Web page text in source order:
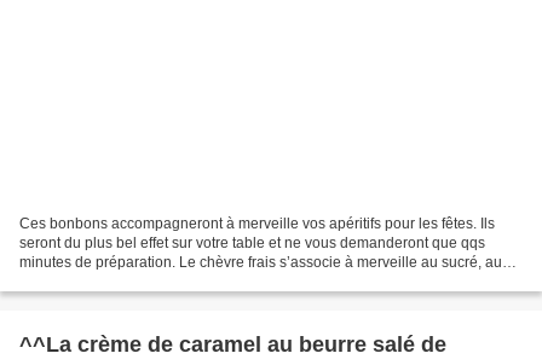
Ces bonbons accompagneront à merveille vos apéritifs pour les fêtes. Ils
seront du plus bel effet sur votre table et ne vous demanderont que qqs
minutes de préparation. Le chèvre frais s’associe à merveille au sucré, aux
^^La crème de caramel au beurre salé de